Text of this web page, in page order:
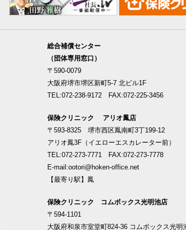
総合補償センター
（団体専用窓口）
〒590-0079
大阪府堺市堺区新町5-7 北ビル1F
TEL:072-238-9172 FAX:072-225-3456
保険クリニック アリオ鳳店
〒593-8325 堺市西区鳳南町3丁199-12
アリオ鳳3F（イエローエスカレーター前）
TEL:072-273-7771 FAX:072-273-7778
E-mail:ootori@hoken-office.net
【最寄り駅】鳳
保険クリニック コムボックス光明池店
〒594-1101
大阪府和泉市室堂町824-36 コムボックス光明